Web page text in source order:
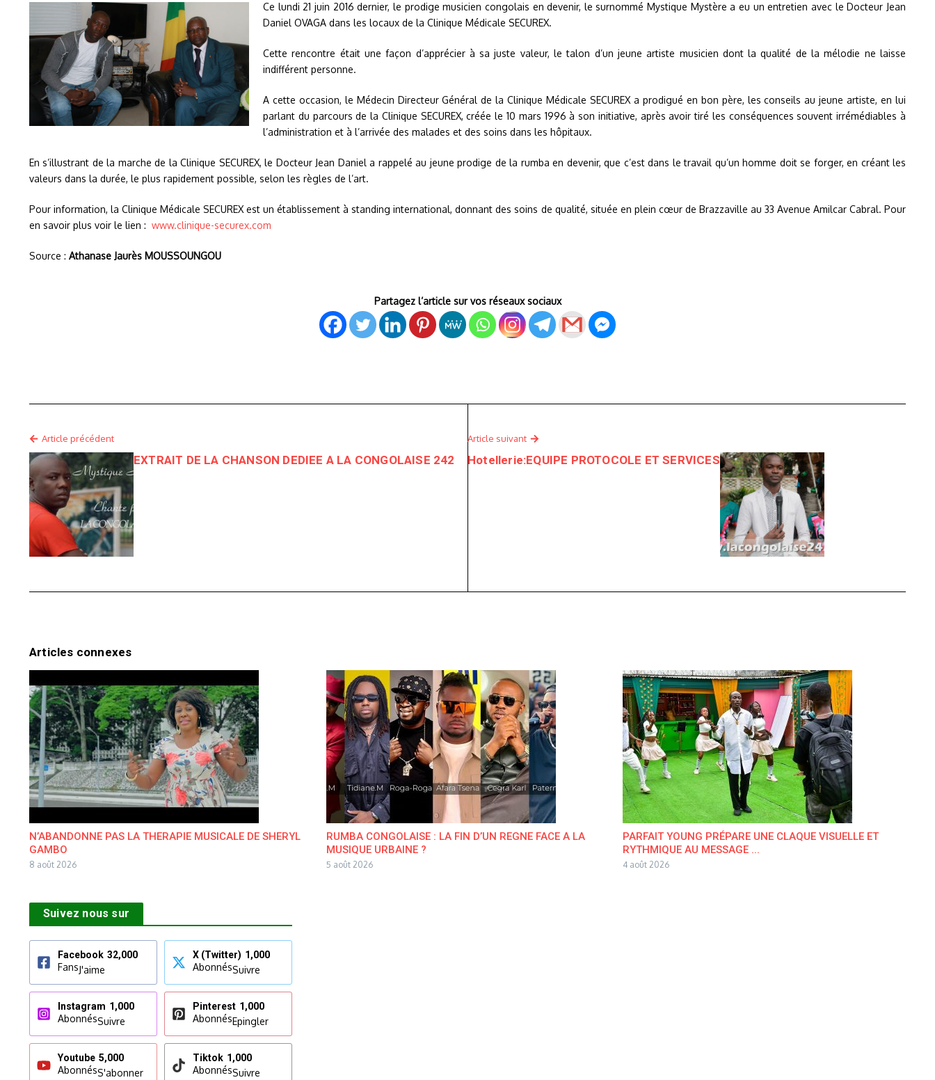
Ce lundi 21 juin 2016 dernier, le prodige musicien congolais en devenir, le surnommé Mystique Mystère a eu un entretien avec le Docteur Jean
Daniel OVAGA dans les locaux de la Clinique Médicale SECUREX.
Cette rencontre était une façon d’apprécier à sa juste valeur, le talon d’un jeune artiste musicien dont la qualité de la mélodie ne laisse
indifférent personne.
A cette occasion, le Médecin Directeur Général de la Clinique Médicale SECUREX a prodigué en bon père, les conseils au jeune artiste, en lui
parlant du parcours de la Clinique SECUREX, créée le 10 mars 1996 à son initiative, après avoir tiré les conséquences souvent irrémédiables à
l’administration et à l’arrivée des malades et des soins dans les hôpitaux.
En s’illustrant de la marche de la Clinique SECUREX, le Docteur Jean Daniel a rappelé au jeune prodige de la rumba en devenir, que c’est dans le travail qu’un homme doit se forger, en créant les
valeurs dans la durée, le plus rapidement possible, selon les règles de l’art.
Pour information, la Clinique Médicale SECUREX est un établissement à standing international, donnant des soins de qualité, située en plein cœur de Brazzaville au 33 Avenue Amilcar Cabral. Pour
en savoir plus voir le lien : www.clinique-securex.com
Source : Athanase Jaurès MOUSSOUNGOU
Partagez l’article sur vos réseaux sociaux
Article précédent
EXTRAIT DE LA CHANSON DEDIEE A LA CONGOLAISE 242
Article suivant
Hotellerie:EQUIPE PROTOCOLE ET SERVICES
Articles connexes
N’ABANDONNE PAS LA THERAPIE MUSICALE DE SHERYL
GAMBO
8 août 2026
RUMBA CONGOLAISE : LA FIN D’UN REGNE FACE A LA
MUSIQUE URBAINE ?
5 août 2026
PARFAIT YOUNG PRÉPARE UNE CLAQUE VISUELLE ET
RYTHMIQUE AU MESSAGE ...
4 août 2026
Suivez nous sur
Facebook 32,000
FansJ'aime
X (Twitter) 1,000
AbonnésSuivre
Instagram 1,000
AbonnésSuivre
Pinterest 1,000
AbonnésEpingler
Youtube 5,000
AbonnésS'abonner
Tiktok 1,000
AbonnésSuivre